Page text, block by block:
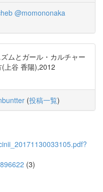
@momononaka
ムとガール・カルチャー
上谷 香陽),2012
(投稿一覧)
(3)